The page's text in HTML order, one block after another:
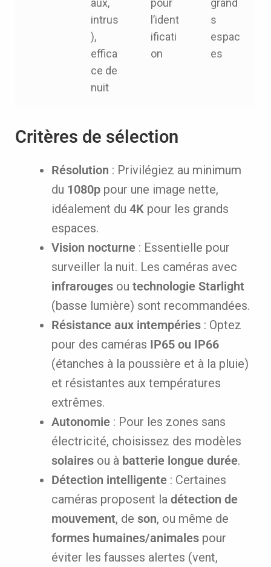
aux,
intrus
),
effica
ce de
nuit
pour
l’ident
ificati
on
grand
s
espac
es
Critères de sélection
Résolution : Privilégiez au minimum
du 1080p pour une image nette,
idéalement du4K pour les grands
espaces.
Vision nocturne : Essentielle pour
surveiller la nuit. Les caméras avec
infrarouges outechnologie Starlight
(basse lumière) sont recommandées.
Résistance aux intempéries : Optez
pour des caméras IP65 ou IP66
(étanches à la poussière et à la pluie)
et résistantes aux températures
extrêmes.
Autonomie : Pour les zones sans
électricité, choisissez des modèles
solaires ou à batterie longue durée.
Détection intelligente : Certaines
caméras proposent ladétection de
mouvement, deson, ou même de
formes humaines/animales pour
éviter les fausses alertes (vent,